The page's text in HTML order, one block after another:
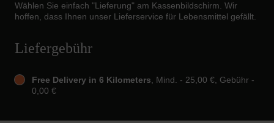
Wählen Sie einfach "Lieferung" am Kassenbildschirm. Wir
hoffen, dass Ihnen unser Lieferservice für Lebensmittel gefällt.
Liefergebühr
Free Delivery in 6 Kilometers, Mind. - 25,00 €, Gebühr -
0,00 €